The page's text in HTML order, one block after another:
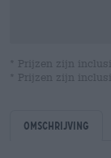
* Prijzen zijn
* Prijzen zijn
Omschrijving